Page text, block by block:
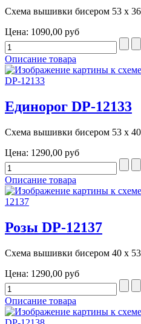
Схема вышивки бисером 53 х
Цена: 1090,00 руб
Описание товара
Единорог DP-12133
Схема вышивки бисером 53 х
Цена: 1290,00 руб
Описание товара
Розы DP-12137
Схема вышивки бисером 40 х
Цена: 1290,00 руб
Описание товара